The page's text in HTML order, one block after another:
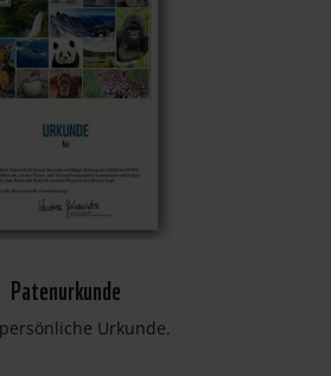
Patenurkunde
Urkunde.